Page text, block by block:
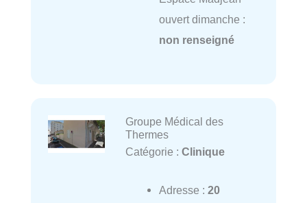
ouvert dimanche :
non renseigné
Groupe Médical des
Thermes
Catégorie : Clinique
Adresse : 20